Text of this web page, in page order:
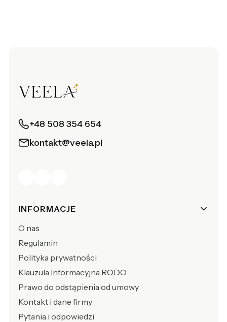
+48 508 354 654
kontakt@veela.pl
Linki w stopce
INFORMACJE
O nas
Regulamin
Polityka prywatności
Klauzula Informacyjna RODO
Prawo do odstąpienia od umowy
Kontakt i dane firmy
Pytania i odpowiedzi